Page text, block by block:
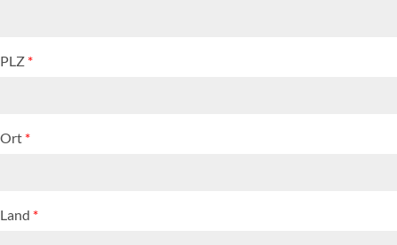
PLZ *
Ort *
Land *